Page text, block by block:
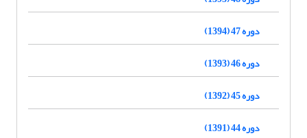
دوره 47 (1394)
دوره 46 (1393)
دوره 45 (1392)
دوره 44 (1391)